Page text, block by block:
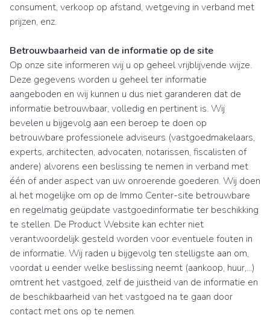
consument, verkoop op afstand, wetgeving in verband met
prijzen, enz.
Betrouwbaarheid van de informatie op de site
Op onze site informeren wij u op geheel vrijblijvende wijze.
Deze gegevens worden u geheel ter informatie
aangeboden en wij kunnen u dus niet garanderen dat de
informatie betrouwbaar, volledig en pertinent is. Wij
bevelen u bijgevolg aan een beroep te doen op
betrouwbare professionele adviseurs (vastgoedmakelaars,
experts, architecten, advocaten, notarissen, fiscalisten of
andere) alvorens een beslissing te nemen in verband met
één of ander aspect van uw onroerende goederen. Wij doen
al het mogelijke om op de Immo Center-site betrouwbare
en regelmatig geüpdate vastgoedinformatie ter beschikking
te stellen. De Product Website kan echter niet
verantwoordelijk gesteld worden voor eventuele fouten in
de informatie. Wij raden u bijgevolg ten stelligste aan om,
voordat u eender welke beslissing neemt (aankoop, huur,...)
omtrent het vastgoed, zelf de juistheid van de informatie en
de beschikbaarheid van het vastgoed na te gaan door
contact met ons op te nemen.